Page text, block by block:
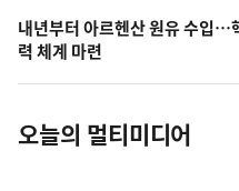
사
진
내년부터 아르헨산 원유 수입…
력 체계 마련
오늘의 멀티미디어